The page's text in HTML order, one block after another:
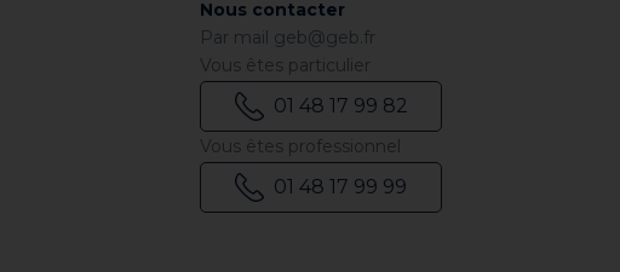
Nous contacter
Par mail geb@geb.fr
Vous êtes particulier
01 48 17 99 82
Vous êtes professionnel
01 48 17 99 99